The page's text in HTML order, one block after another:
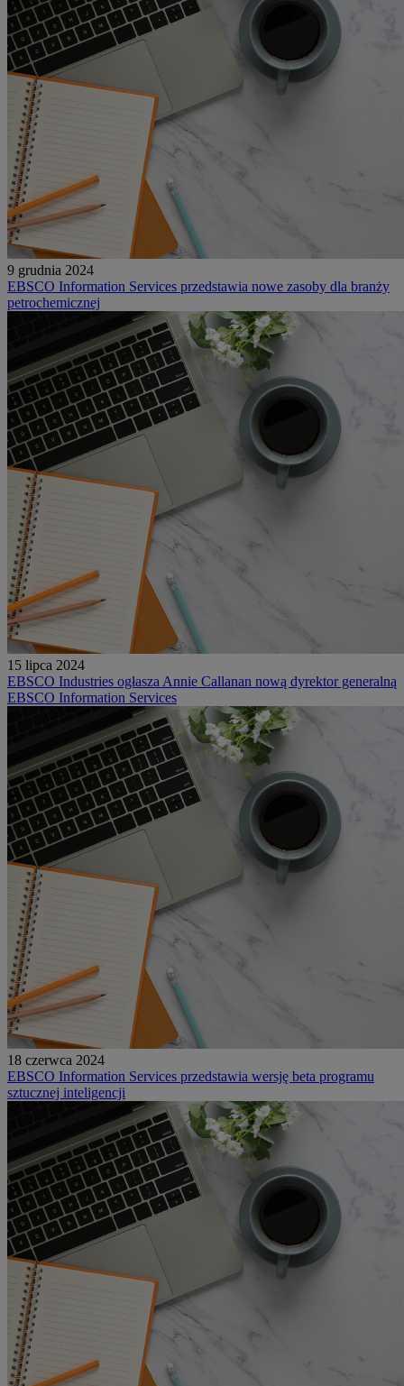
9 grudnia 2024
EBSCO Information Services przedstawia nowe zasoby dla branży
petrochemicznej
15 lipca 2024
EBSCO Industries ogłasza Annie Callanan nową dyrektor generalną
EBSCO Information Services
18 czerwca 2024
EBSCO Information Services przedstawia wersję beta programu
sztucznej inteligencji